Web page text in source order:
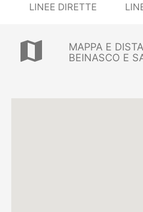
LINEE DIRETTE
map
MAPPA E
BEINASCO E